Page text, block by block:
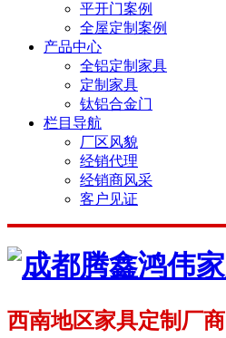
平开门案例
全屋定制案例
产品中心
全铝定制家具
定制家具
钛铝合金门
栏目导航
厂区风貌
经销代理
经销商风采
客户见证
西南地区家具定制厂商